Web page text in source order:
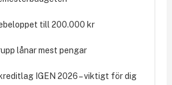
till 200.000 kr
lånar mest pengar
IGEN 2026 – viktigt för dig